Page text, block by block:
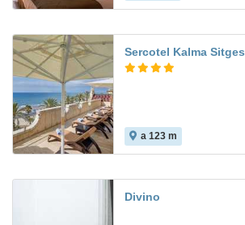
Sercotel Kalma Sitges
a 123 m
Divino